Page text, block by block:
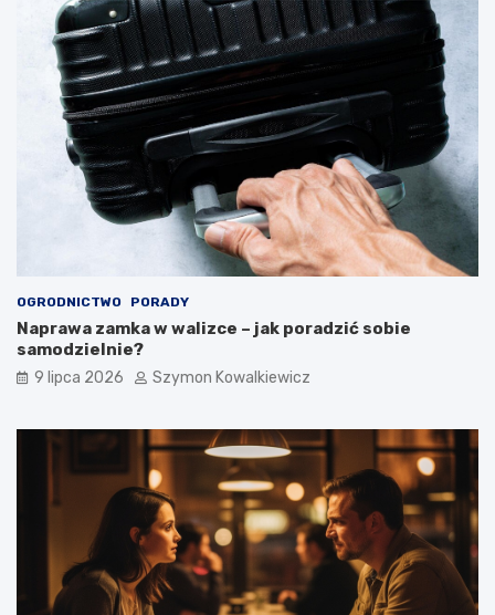
OGRODNICTWO PORADY
Naprawa zamka w walizce – jak poradzić sobie
samodzielnie?
9 lipca 2026 Szymon Kowalkiewicz